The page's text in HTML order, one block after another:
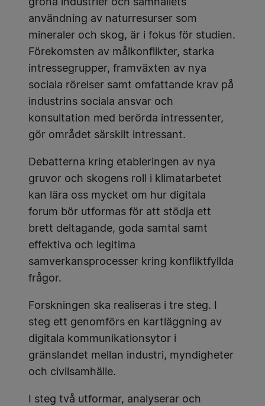
gröna industrier och samhällets
användning av naturresurser som
mineraler och skog, är i fokus för studien.
Förekomsten av målkonflikter, starka
intressegrupper, framväxten av nya
sociala rörelser samt omfattande krav på
industrins sociala ansvar och
konsultation med berörda intressenter,
gör området särskilt intressant.
Debatterna kring etableringen av nya
gruvor och skogens roll i klimatarbetet
kan lära oss mycket om hur digitala
forum bör utformas för att stödja ett
brett deltagande, goda samtal samt
effektiva och legitima
samverkansprocesser kring konfliktfyllda
frågor.
Forskningen ska realiseras i tre steg. I
steg ett genomförs en kartläggning av
digitala kommunikationsytor i
gränslandet mellan industri, myndigheter
och civilsamhälle.
I steg två utformar, analyserar och